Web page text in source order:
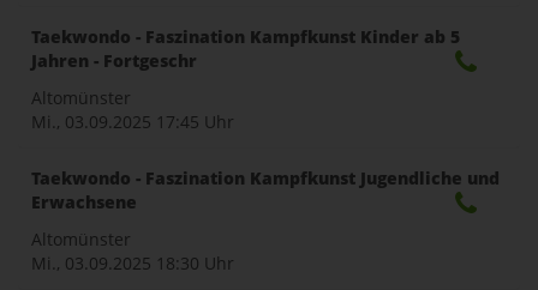
Taekwondo - Faszination Kampfkunst Kinder ab 5
Jahren - Fortgeschr
Altomünster
Mi., 03.09.2025 17:45 Uhr
Taekwondo - Faszination Kampfkunst Jugendliche und
Erwachsene
Altomünster
Mi., 03.09.2025 18:30 Uhr